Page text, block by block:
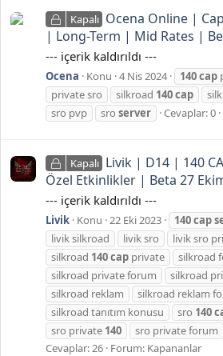
Kapalı Ocena Online |
| Long-Term | Mid Rates |
--- içerik kaldırıldı ---
Ocena Konu 4 Nis 2024 140cap
private sro
silkroad 140cap
sro pvp
sro server Cevaplar: 0
Kapalı Livik | D14 | 140
Özel Etkinlikler | Beta 27
--- içerik kaldırıldı ---
Livik Konu 22 Eki 2023 140cap
livik silkroad
livik sro livik sro
silkroad 140cap private silkroad
silkroad private forum
silkroad
silkroad reklam
silkroad reklam
silkroad tanıtım konusu
sro 140
sro private 140 sro private forum
Cevaplar: 26 Forum: Kapananlar